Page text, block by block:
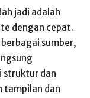
jadi adalah
dengan cepat.
sumber,
struktur dan
tampilan dan